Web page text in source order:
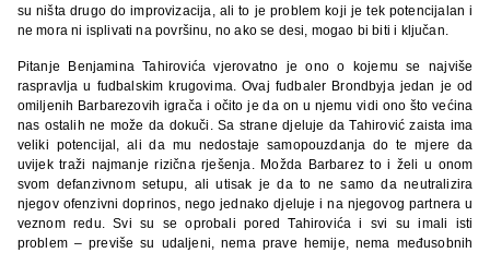
su ništa drugo do improvizacija, ali to je problem koji je tek potencijalan i
ne mora ni isplivati na površinu, no ako se desi, mogao bi biti i ključan.
Pitanje Benjamina Tahirovića vjerovatno je ono o kojemu se najviše
raspravlja u fudbalskim krugovima. Ovaj fudbaler Brondbyja jedan je od
omiljenih Barbarezovih igrača i očito je da on u njemu vidi ono što većina
nas ostalih ne može da dokuči. Sa strane djeluje da Tahirović zaista ima
veliki potencijal, ali da mu nedostaje samopouzdanja do te mjere da
uvijek traži najmanje rizična rješenja. Možda Barbarez to i želi u onom
svom defanzivnom setupu, ali utisak je da to ne samo da neutralizira
njegov ofenzivni doprinos, nego jednako djeluje i na njegovog partnera u
veznom redu. Svi su se oprobali pored Tahirovića i svi su imali isti
problem – previše su udaljeni, nema prave hemije, nema međusobnih